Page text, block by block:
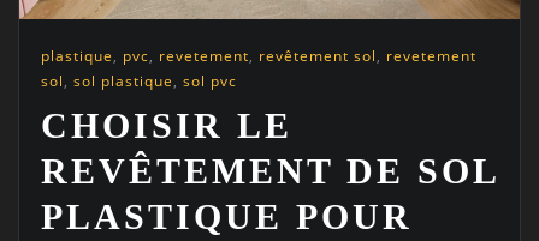
plastique, pvc, revetement, revêtement sol, revetement
sol, sol plastique, sol pvc
CHOISIR LE
REVÊTEMENT DE SOL
PLASTIQUE POUR